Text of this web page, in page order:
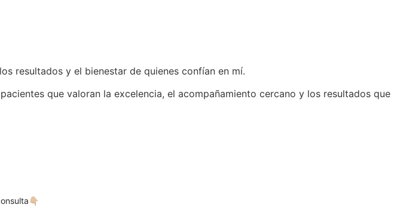
resultados y el bienestar de quienes confían en mí.
que valoran la excelencia, el acompañamiento cercano y los resultados que